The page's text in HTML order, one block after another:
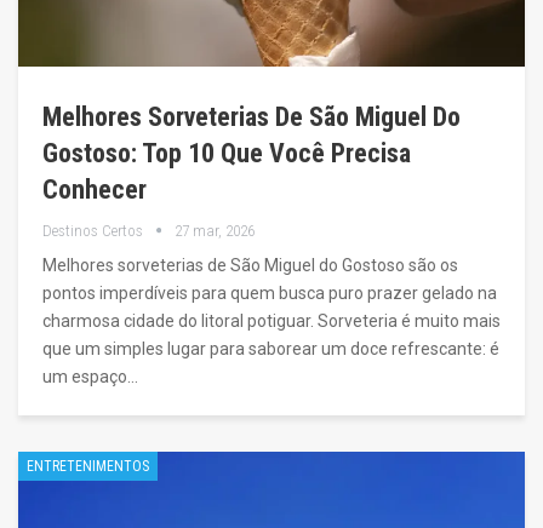
Melhores Sorveterias De São Miguel Do
Gostoso: Top 10 Que Você Precisa
Conhecer
Destinos Certos 27 mar, 2026
Melhores sorveterias de São Miguel do Gostoso são os
pontos imperdíveis para quem busca puro prazer gelado na
charmosa cidade do litoral potiguar. Sorveteria é muito mais
que um simples lugar para saborear um doce refrescante: é
um espaço…
ENTRETENIMENTOS